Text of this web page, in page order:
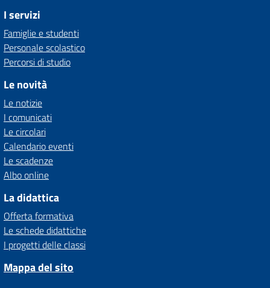
I servizi
Famiglie e studenti
Personale scolastico
Percorsi di studio
Le novità
Le notizie
I comunicati
Le circolari
Calendario eventi
Le scadenze
Albo online
La didattica
Offerta formativa
Le schede didattiche
I progetti delle classi
Mappa del sito